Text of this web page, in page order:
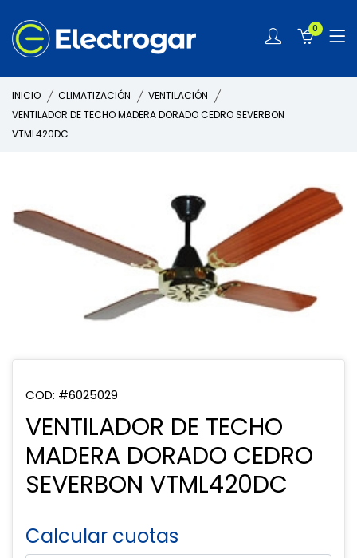
0
INICIO CLIMATIZACIÓN
VENTILACIÓN
VENTILADOR DE TECHO MADERA DORADO CEDRO SEVERBON
VTML420DC
COD: #6025029
VENTILADOR DE TECHO
MADERA DORADO CEDRO
SEVERBON VTML420DC
Calcular cuotas